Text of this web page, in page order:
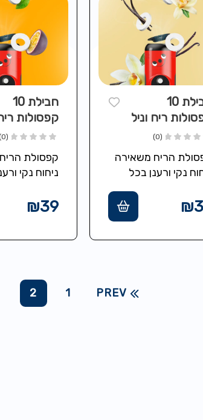
חבילת 10
ריח וניל
שואבי ה-
(0)
הריח משאירה
נקי ורענן בכל
מחמד.₪
חבילת 10
קפסולות
פסיפלורה (0)
קפסולת
ניחוח נקי
חיות מחמד.
₪39
PREV
1
2